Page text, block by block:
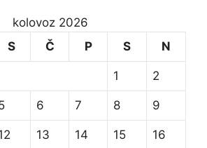
kolovoz 2026
S Č P S N
1 2
6 7 8 9
13 14 15 16